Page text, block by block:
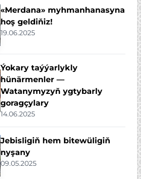
«Merdana» myhmanhanasyna
hoş geldiňiz!
19.06.2025
Ýokary taýýarlykly
hünärmenler —
Watanymyzyň ygtybarly
goragçylary
14.06.2025
Jebisligiň hem bitewüligiň
nyşany
09.05.2025